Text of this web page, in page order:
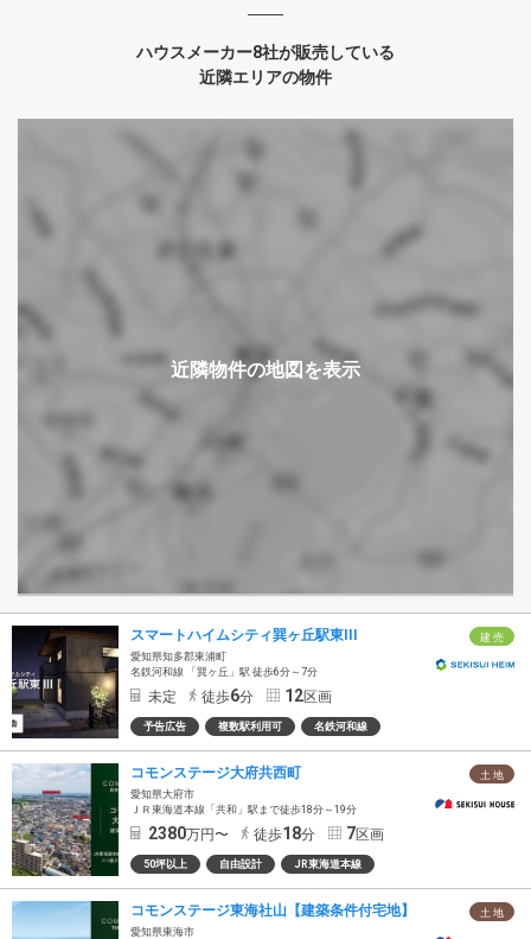
ハウスメーカー8社が販売している
近隣エリアの物件
建 売
スマートハイムシティ巽ヶ丘駅東III
愛知県知多郡東浦町
名鉄河和線 「巽ヶ丘」駅 徒歩6分～7分
未定 徒歩6分 12区画
予告広告 複数駅利用可 名鉄河和線
土 地
コモンステージ大府共西町
愛知県大府市
ＪＲ東海道本線「共和」駅まで徒歩18分～19分
2380万円〜 徒歩18分 7区画
50坪以上 自由設計 JR東海道本線
土 地
コモンステージ東海社山【建築条件付宅地】
愛知県東海市